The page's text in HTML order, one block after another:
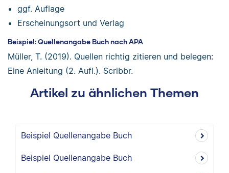
ggf. Auflage
Erscheinungsort und Verlag
Beispiel: Quellenangabe Buch nach APA
Müller, T. (2019). Quellen richtig zitieren und belegen:
Eine Anleitung (2. Aufl.). Scribbr.
Artikel zu ähnlichen Themen
Beispiel Quellenangabe Buch
Beispiel Quellenangabe Buch